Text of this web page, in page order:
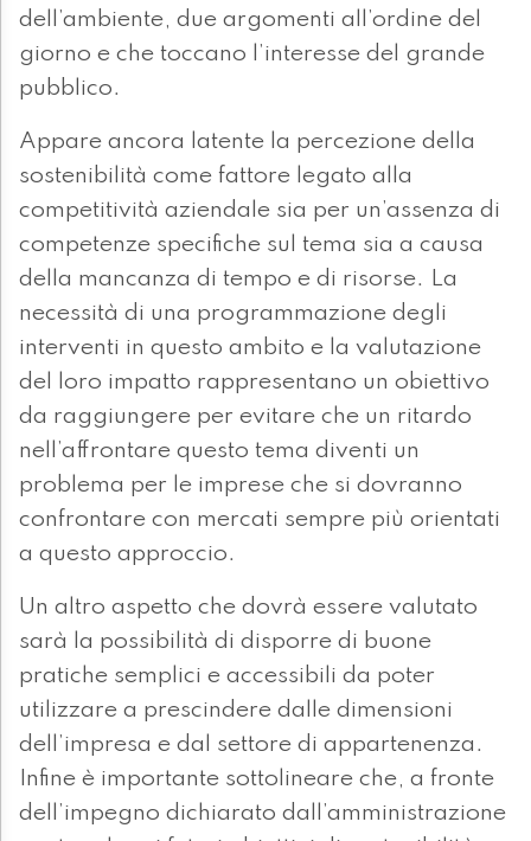
dell’ambiente, due argomenti all’ordine del
giorno e che toccano l’interesse del grande
pubblico.
Appare ancora latente la percezione della
sostenibilità come fattore legato alla
competitività aziendale sia per un’assenza di
competenze specifiche sul tema sia a causa
della mancanza di tempo e di risorse. La
necessità di una programmazione degli
interventi in questo ambito e la valutazione
del loro impatto rappresentano un obiettivo
da raggiungere per evitare che un ritardo
nell’affrontare questo tema diventi un
problema per le imprese che si dovranno
confrontare con mercati sempre più orientati
a questo approccio.
Un altro aspetto che dovrà essere valutato
sarà la possibilità di disporre di buone
pratiche semplici e accessibili da poter
utilizzare a prescindere dalle dimensioni
dell’impresa e dal settore di appartenenza.
Infine è importante sottolineare che, a fronte
dell’impegno dichiarato dall’amministrazione